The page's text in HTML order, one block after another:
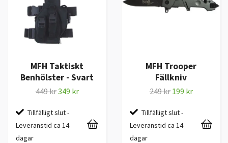
MFH Taktiskt
Benhölster - Svart
449 kr349 kr
Tillfälligt slut -
Leveranstid ca 14
dagar
MFH Trooper
Fällkniv
249 kr 199 kr
Tillfälligt slut -
Leveranstid ca 14
dagar